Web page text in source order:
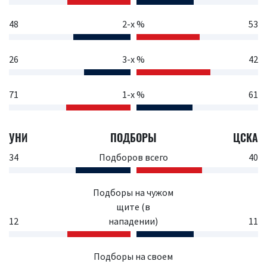
48 2-х % 53
26 3-х % 42
71 1-х % 61
УНИ ПОДБОРЫ ЦСКА
34 Подборов всего 40
12
Подборы на чужом
щите (в
нападении)
11
Подборы на своем